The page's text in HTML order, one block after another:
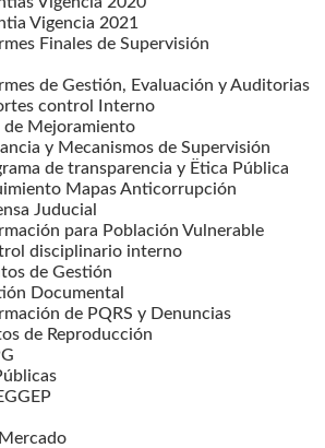
Vigencia 2021
Finales de Supervisión
de Gestión, Evaluación y Auditorias
control Interno
de Mejoramiento
y Mecanismos de Supervisión
de transparencia y Ëtica Pública
Mapas Anticorrupción
Juducial
para Población Vulnerable
disciplinario interno
de Gestión
Documental
de PQRS y Denuncias
de Reproducción